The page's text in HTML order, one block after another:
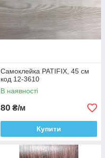
Самоклейка PATIFIX, 45 см
код 12-3610
В наявності
80 ₴/м
Купити